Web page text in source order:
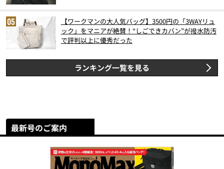
【ワークマンの大人気バッグ】3500円の「3WAYリュ
ック」をマニアが絶賛！“しごできカバン”が撥水防汚
で評判以上に優秀だった
ランキング一覧を見る
最新号のご案内